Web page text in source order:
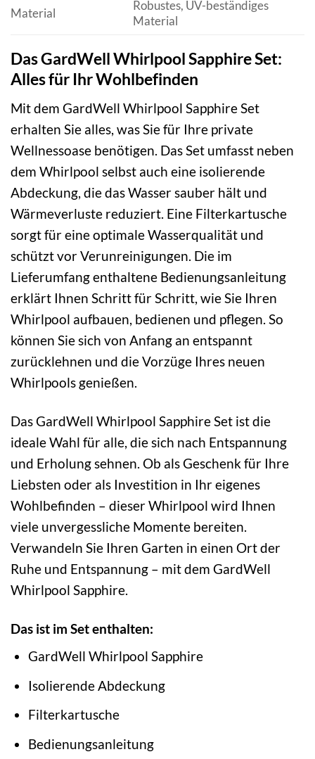
Material
Robustes, UV-beständiges
Material
Das GardWell Whirlpool Sapphire Set:
Alles für Ihr Wohlbefinden
Mit dem GardWell Whirlpool Sapphire Set
erhalten Sie alles, was Sie für Ihre private
Wellnessoase benötigen. Das Set umfasst neben
dem Whirlpool selbst auch eine isolierende
Abdeckung, die das Wasser sauber hält und
Wärmeverluste reduziert. Eine Filterkartusche
sorgt für eine optimale Wasserqualität und
schützt vor Verunreinigungen. Die im
Lieferumfang enthaltene Bedienungsanleitung
erklärt Ihnen Schritt für Schritt, wie Sie Ihren
Whirlpool aufbauen, bedienen und pflegen. So
können Sie sich von Anfang an entspannt
zurücklehnen und die Vorzüge Ihres neuen
Whirlpools genießen.
Das GardWell Whirlpool Sapphire Set ist die
ideale Wahl für alle, die sich nach Entspannung
und Erholung sehnen. Ob als Geschenk für Ihre
Liebsten oder als Investition in Ihr eigenes
Wohlbefinden – dieser Whirlpool wird Ihnen
viele unvergessliche Momente bereiten.
Verwandeln Sie Ihren Garten in einen Ort der
Ruhe und Entspannung – mit dem GardWell
Whirlpool Sapphire.
Das ist im Set enthalten:
GardWell Whirlpool Sapphire
Isolierende Abdeckung
Filterkartusche
Bedienungsanleitung